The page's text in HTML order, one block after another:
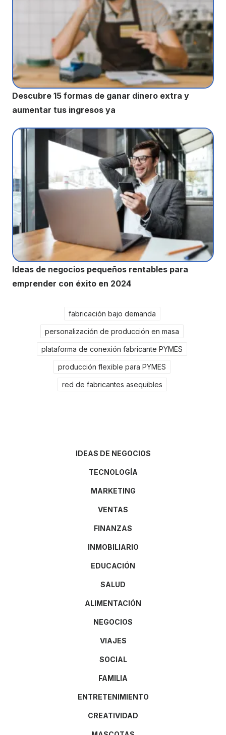
Descubre 15 formas de ganar dinero extra y
aumentar tus ingresos ya
Ideas de negocios pequeños rentables para
emprender con éxito en 2024
fabricación bajo demanda
personalización de producción en masa
plataforma de conexión fabricante PYMES
producción flexible para PYMES
red de fabricantes asequibles
IDEAS DE NEGOCIOS
TECNOLOGÍA
MARKETING
VENTAS
FINANZAS
INMOBILIARIO
EDUCACIÓN
SALUD
ALIMENTACIÓN
NEGOCIOS
VIAJES
SOCIAL
FAMILIA
ENTRETENIMIENTO
CREATIVIDAD